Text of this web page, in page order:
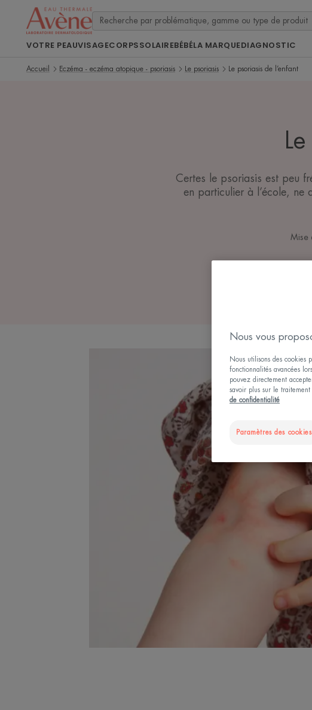
VOTRE PEAUVISAGECORPSSOLAIREBÉBÉLA MARQUEDIAGNOSTIC
Accueil Eczéma - eczéma atopique - psoriasis Le psoriasis Le psoriasis de l’enfant
Certes le psoriasis est peu
en particulier à l’école, ne
Mise
Nous vous
Nous utilisons des cookies
fonctionnalités avancées
pouvez directement
savoir plus sur le
de confidentialité
Paramètres des cookies